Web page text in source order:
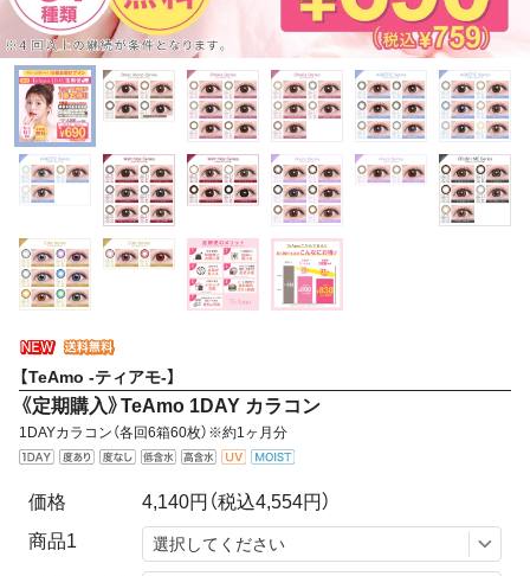
【TeAmo -ティアモ-】
《定期購入》TeAmo 1DAY カラコン
1DAYカラコン（各回6箱60枚）※約1ヶ月分
価格 4,140円 （税込4,554円）
商品1